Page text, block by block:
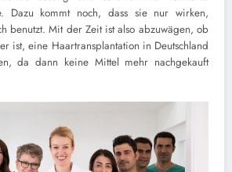
Dazu kommt noch, dass sie nur wirken,
benutzt. Mit der Zeit ist also abzuwägen, ob
ist, eine Haartransplantation in Deutschland
da dann keine Mittel mehr nachgekauft